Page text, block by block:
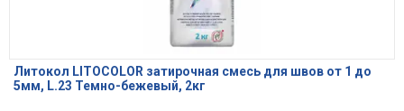
Литокол LITOCOLOR затирочная смесь для швов от 1 до
5мм, L.23 Темно-бежевый, 2кг